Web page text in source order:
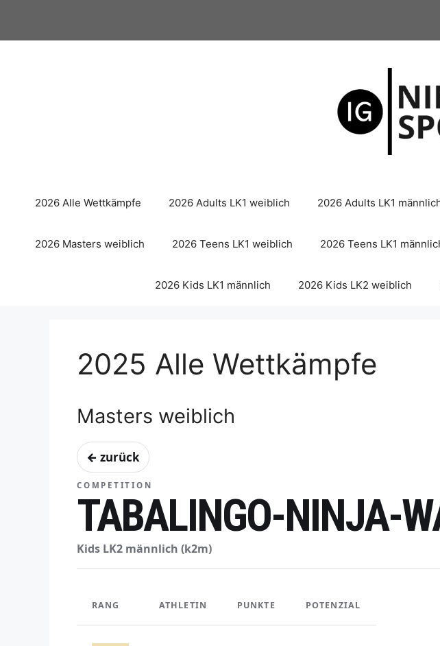
springen
2026 Alle Wettkämpfe 2026 Adults LK1 weiblich 2026 Adults LK1
2026 Masters weiblich 2026 Teens LK1 weiblich 2026 Teens LK1
2026 Kids LK1 männlich 2026 Kids LK2 weiblich
2025 Alle Wettkämpfe
Masters weiblich
← zurück
COMPETITION
TABALINGO-NINJA-
Kids LK2 männlich (k2m)
RANG ATHLETIN PUNKTE POTENZIAL